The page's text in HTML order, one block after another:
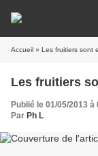
Accueil » Les fruitiers sont
Les fruitiers
Publié le 01/05/2013 à
Par Ph L